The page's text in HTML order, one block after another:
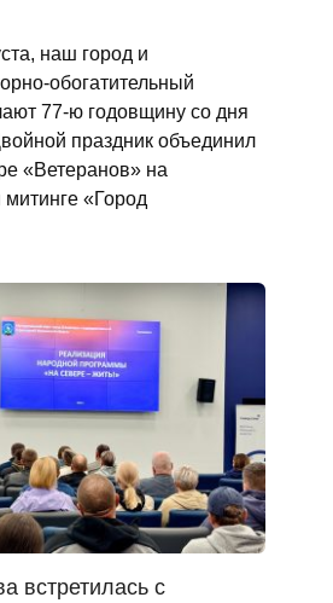
наш город и
77‑ю годовщину со дня
праздник объединил
«Ветеранов» на
«Город
встретилась с